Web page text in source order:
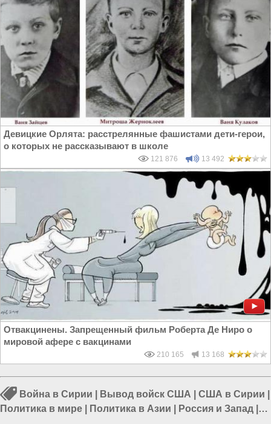
Девицкие Орлята: расстрелянные фашистами дети-герои,
о которых не рассказывают в школе
121 876 13 492
Отвакцинены. Запрещенный фильм Роберта Де Ниро о
мировой афере с вакцинами
210 165 13 168
Война в Сирии Вывод войск США США в Сирии
Политика в мире
Политика в Азии Россия и Запад